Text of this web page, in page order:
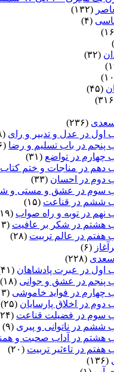
(۱۳۲)
(۴)
(۳۲)
(۴۵)
سعدی (۲۳۶)
اول در عدل و تدبیر و رای (۳۸)
پنجم در باب تسلیم و رضا (۱۶)
چهارم در تواضع (۳۱)
دهم در مناجات و ختم کتاب
دوم در احسان (۳۳)
سوم در عشق و مستی و
ششم در قناعت (۱۵)
نهم در توبه و راه صواب (۱۹)
هشتم در شکر بر عافیت (۱۳)
هفتم در عالم تربیت (۲۸)
(۶)
سعدی (۲۲۸)
اول در عبرت پادشاهان (۴۱)
پنجم در عشق و جوانى (۱۸)
چهارم در فواید خاموشى (۱۳)
دوم در اخلاق پارسایان (۲۵)
سوم در فضیلت قناعت (۲۴)
ششم در ناتوانى و پیرى (۹)
هشتم در آداب صحبت و
هفتم در تاءثیر تربیت (۲۰)
(۱۳۶)